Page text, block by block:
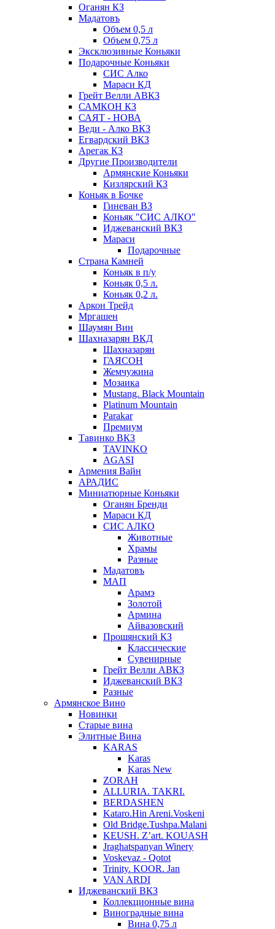
Оганян КЗ
Мадатовъ
Объем 0,5 л
Объем 0,75 л
Эксклюзивные Коньяки
Подарочные Коньяки
СИС Алко
Мараси КД
Грейт Велли АВКЗ
САМКОН КЗ
САЯТ - НОВА
Веди - Алко ВКЗ
Егвардский ВКЗ
Арегак КЗ
Другие Производители
Армянские Коньяки
Кизлярский КЗ
Коньяк в Бочке
Гиневан ВЗ
Коньяк "СИС АЛКО"
Иджеванский ВКЗ
Мараси
Подарочные
Страна Камней
Коньяк в п/у
Коньяк 0,5 л.
Коньяк 0,2 л.
Аркон Трейд
Мргашен
Шаумян Вин
Шахназарян ВКД
Шахназарян
ГАЯСОН
Жемчужина
Мозаика
Mustang. Black Mountain
Platinum Mountain
Parakar
Премиум
Тавинко ВКЗ
TAVINKO
AGASI
Армения Вайн
АРАДИС
Миниатюрные Коньяки
Оганян Бренди
Мараси КД
СИС АЛКО
Животные
Храмы
Разные
Мадатовъ
МАП
Арамэ
Золотой
Армина
Айвазовский
Прошянский КЗ
Классические
Сувенирные
Грейт Велли АВКЗ
Иджеванский ВКЗ
Разные
Армянское Вино
Новинки
Старые вина
Элитные Вина
KARAS
Karas
Karas New
ZORAH
ALLURIA. TAKRI.
BERDASHEN
Kataro.Hin Areni.Voskeni
Old Bridge.Tushpa.Malani
KEUSH. Z’art. KOUASH
Jraghatspanyan Winery
Voskevaz - Qotot
Trinity. KOOR. Jan
VAN ARDI
Иджеванский ВКЗ
Коллекционные вина
Виноградные вина
Вина 0,75 л